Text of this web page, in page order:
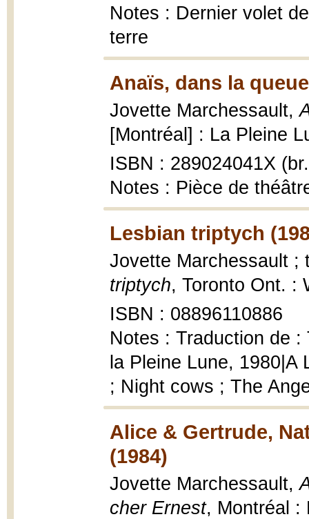
Notes : Dernier volet
terre
Anaïs, dans la
Jovette Marchessault,
[Montréal] : La Pleine
ISBN : 289024041X
Notes : Pièce de
Lesbian triptych
Jovette Marchessault
triptych, Toronto Ont. :
ISBN : 08896110886
Notes : Traduction de
la Pleine Lune,
; Night cows ; The
Alice & Gertrude,
(1984)
Jovette Marchessault,
cher Ernest, Montréal :